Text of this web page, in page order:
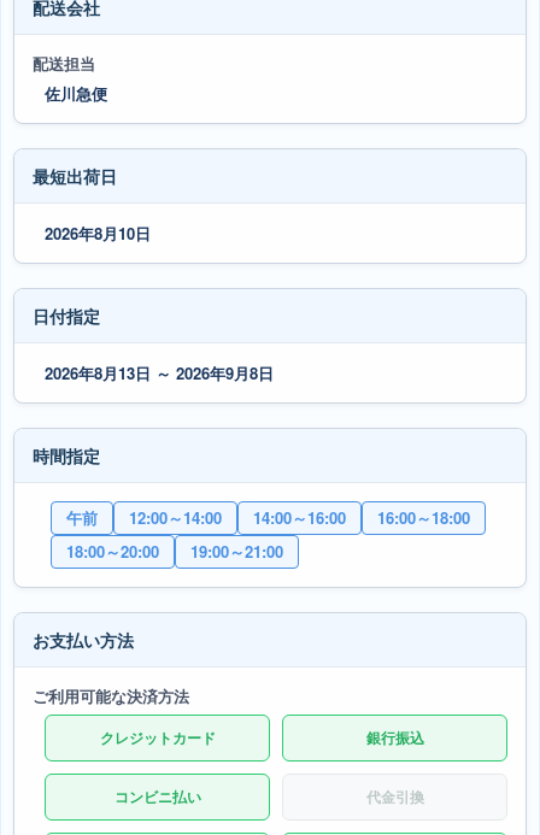
配送会社
配送担当
佐川急便
最短出荷日
2026年8月10日
日付指定
2026年8月13日 ～ 2026年9月8日
時間指定
午前 12:00～14:00 14:00～16:00
16:00～18:00
18:00～20:00
19:00～21:00
お支払い方法
ご利用可能な決済方法
クレジットカード 銀行振込
コンビニ払い 代金引換